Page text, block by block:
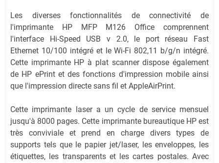
Les diverses fonctionnalités de connectivité de
l'imprimante HP MFP M126 Office comprennent
l'interface Hi-Speed USB v 2.0, le port réseau Fast
Ethernet 10/100 intégré et le Wi-Fi 802,11 b/g/n intégré.
Cette imprimante HP à plat scanner dispose également
de HP ePrint et des fonctions d'impression mobile ainsi
que l'impression directe sans fil et AppleAirPrint.
Cette imprimante laser a un cycle de service mensuel
jusqu'à 8000 pages. Cette imprimante bureautique HP est
très conviviale et prend en charge divers types de
supports tels que le papier jet/laser, les enveloppes, les
étiquettes, les transparents et les cartes postales. Avec